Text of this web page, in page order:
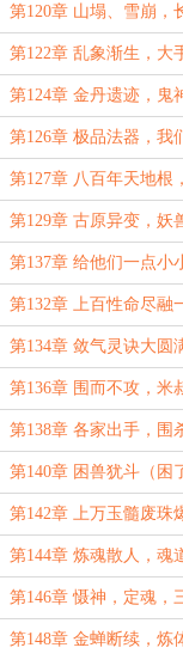
（万更完成，求月票）
第120章 山塌、雪崩，
第122章 乱象渐生，大
求订阅）
第124章 金丹遗迹，鬼
老（万更求订阅））
第126章 极品法器，我
这样子的
第127章 八百年天地根
丹（求月票））
第129章 古原异变，妖
订阅啊，家人们）
第137章 给他们一点小
（第七更求月票）
第132章 上百性命尽融
基丹想要吗
第134章 敛气灵诀大圆
更，求月初月票）
第136章 围而不攻，米
（第五更，求月票！）
第138章 各家出手，围
是提前发错那章，希望
下
第140章 困兽犹斗（困
真顶不住了）
第142章 上万玉髓废珠
第144章 炼魂散人，魂
条从未设想过的路
第146章 慑神，定魂，
（求订阅）
第148章 金蝉断续，炼